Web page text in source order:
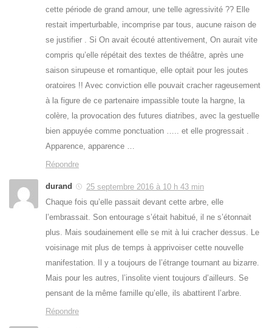
cette période de grand amour, une telle agressivité ?? Elle
restait imperturbable, incomprise par tous, aucune raison de
se justifier . Si On avait écouté attentivement, On aurait vite
compris qu’elle répétait des textes de théâtre, après une
saison sirupeuse et romantique, elle optait pour les joutes
oratoires !! Avec conviction elle pouvait cracher rageusement
à la figure de ce partenaire impassible toute la hargne, la
colère, la provocation des futures diatribes, avec la gestuelle
bien appuyée comme ponctuation ….. et elle progressait .
Apparence, apparence …
Répondre
durand
25 septembre 2016 à 10 h 43 min
Chaque fois qu’elle passait devant cette arbre, elle
l’embrassait. Son entourage s’était habitué, il ne s’étonnait
plus. Mais soudainement elle se mit à lui cracher dessus. Le
voisinage mit plus de temps à apprivoiser cette nouvelle
manifestation. Il y a toujours de l’étrange tournant au bizarre.
Mais pour les autres, l’insolite vient toujours d’ailleurs. Se
pensant de la même famille qu’elle, ils abattirent l’arbre.
Répondre